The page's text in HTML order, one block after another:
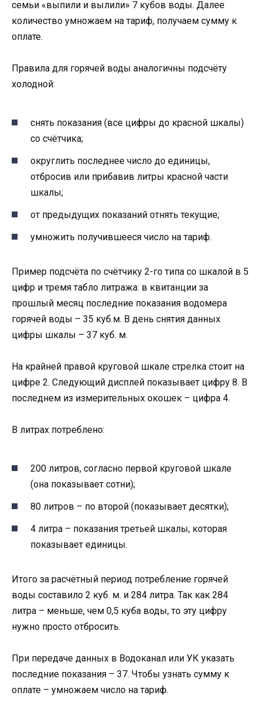
семьи «выпили и вылили» 7 кубов воды. Далее
количество умножаем на тариф, получаем сумму к
оплате.
Правила для горячей воды аналогичны подсчёту
холодной:
снять показания (все цифры до красной шкалы)
со счётчика;
округлить последнее число до единицы,
отбросив или прибавив литры красной части
шкалы;
от предыдущих показаний отнять текущие;
умножить получившееся число на тариф.
Пример подсчёта по счётчику 2-го типа со шкалой в 5
цифр и тремя табло литража: в квитанции за
прошлый месяц последние показания водомера
горячей воды – 35 куб.м. В день снятия данных
цифры шкалы – 37 куб. м.
На крайней правой круговой шкале стрелка стоит на
цифре 2. Следующий дисплей показывает цифру 8. В
последнем из измерительных окошек – цифра 4.
В литрах потреблено:
200 литров, согласно первой круговой шкале
(она показывает сотни);
80 литров – по второй (показывает десятки);
4 литра – показания третьей шкалы, которая
показывает единицы.
Итого за расчётный период потребление горячей
воды составило 2 куб. м. и 284 литра. Так как 284
литра – меньше, чем 0,5 куба воды, то эту цифру
нужно просто отбросить.
При передаче данных в Водоканал или УК указать
последние показания – 37. Чтобы узнать сумму к
оплате – умножаем число на тариф.